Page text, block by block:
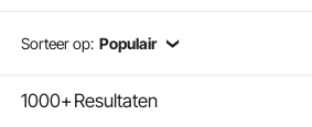
Sorteer op: Populair
1000+Resultaten